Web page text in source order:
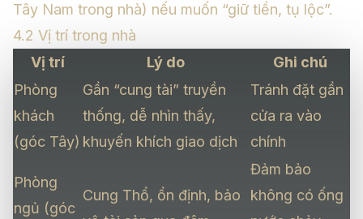
Tây Nam trong nhà) nếu muốn “giữ tiền, tụ lộc”.
4.2 Vị trí trong nhà
Vị trí
Lý do
Ghi chú
Phòng
khách
(góc Tây)
Gần “cung tài” truyền
thống, dễ nhìn thấy,
khuyến khích giao dịch
Tránh đặt gần
cửa ra vào
chính
Phòng
ngủ (góc
Cung Thổ, ổn định, bảo
Đảm bảo
không có ống